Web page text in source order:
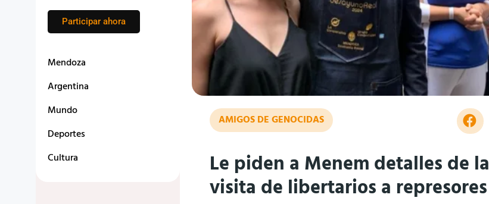
Participar ahora
Mendoza
Argentina
Mundo
Deportes
Cultura
AMIGOS DE GENOCIDAS
Le piden a Menem detalles de la
visita de libertarios a represores